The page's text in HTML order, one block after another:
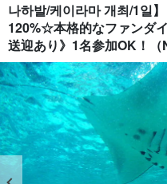
나하발/케이라마 개최/1일
120%☆本格的なファンダ
送迎あり》1名参加OK！